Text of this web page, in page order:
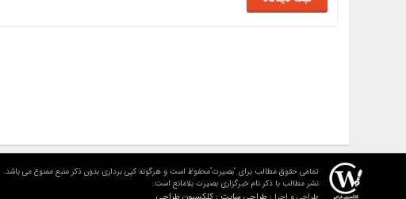
تمامی حقوق مطالب برای "بصیرت"محفوظ است و هرگونه کپی برداری بدون ذکر منبع ممنوع می باشد.
نشر مطالب با ذکر نام خبرگزاری بصیرت بلامانع است.